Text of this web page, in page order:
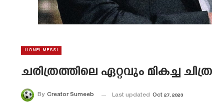
LIONEL MESSI
ചരിത്രത്തിലെ ഏറ്റവും മികച്ച
By Creator Sumeeb Last updated Oct 27, 2023